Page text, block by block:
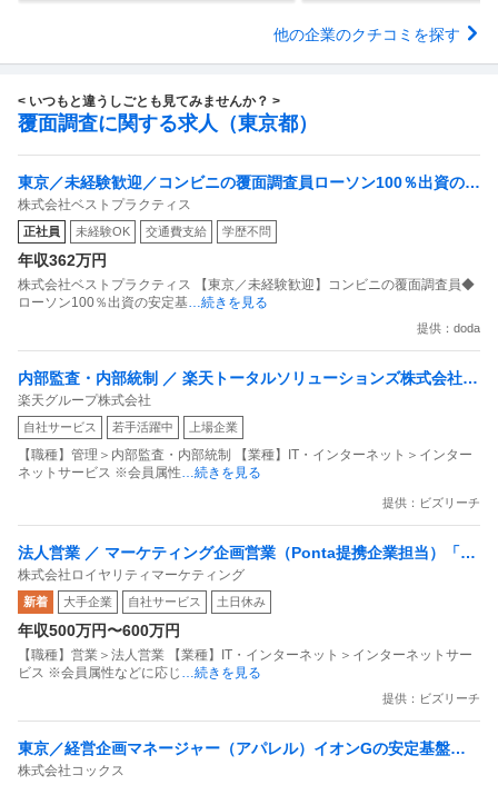
他の企業のクチコミを探す
< いつもと違うしごとも見てみませんか？ >
覆面調査に関する求人（東京都）
東京／未経験歓迎／コンビニの覆面調査員ローソン100％出資の安
定基盤／月５日在宅／残業月10時間
株式会社ベストプラクティス
正社員 未経験OK 交通費支給 学歴不問
年収362万円
株式会社ベストプラクティス 【東京／未経験歓迎】コンビニの覆面調査員◆
ローソン100％出資の安定基 …続きを見る
提供：doda
内部監査・内部統制 ／ 楽天トータルソリューションズ株式会社
戦略事業コンプライアンス支援部 業務統制支援課：ショップコン
プライアンス推進担当（SBCSD）
楽天グループ株式会社
自社サービス 若手活躍中 上場企業
【職種】管理＞内部監査・内部統制 【業種】IT・インターネット＞インター
ネットサービス ※会員属性 …続きを見る
提供：ビズリーチ
法人営業 ／ マーケティング企画営業（Ponta提携企業担当）「国
内最大級の共通ポイントサービスを展開／無駄のない消費社会を
目指すデータマーケティングカンパニー」
株式会社ロイヤリティマーケティング
新着 大手企業 自社サービス 土日休み
年収500万円〜600万円
【職種】営業＞法人営業 【業種】IT・インターネット＞インターネットサー
ビス ※会員属性などに応じ
…続きを見る
提供：ビズリーチ
東京／経営企画マネージャー（アパレル）イオンGの安定基盤／
面接1回／即入社歓迎
株式会社コックス